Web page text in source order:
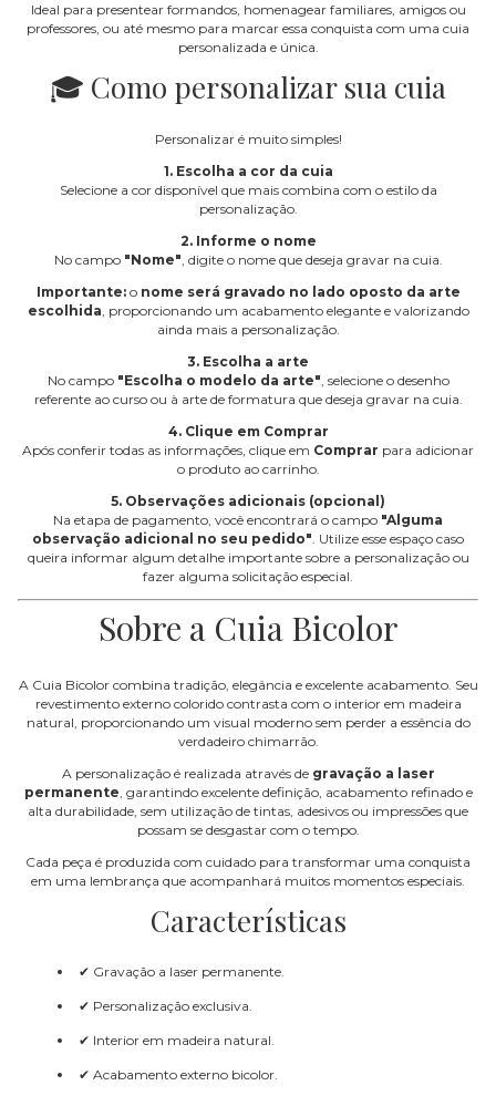
Ideal para presentear formandos, homenagear familiares, amigos ou
professores, ou até mesmo para marcar essa conquista com uma cuia
personalizada e única.
🎓 Como personalizar sua cuia
Personalizar é muito simples!
1. Escolha a cor da cuia
Selecione a cor disponível que mais combina com o estilo da
personalização.
2. Informe o nome
No campo "Nome" , digite o nome que deseja gravar na cuia.
Importante:o nome será gravado no lado oposto da arte
escolhida , proporcionando um acabamento elegante e valorizando
ainda mais a personalização.
3. Escolha a arte
No campo "Escolha o modelo da arte" , selecione o desenho
referente ao curso ou à arte de formatura que deseja gravar na cuia.
4. Clique em Comprar
Após conferir todas as informações, clique em Comprar para adicionar
o produto ao carrinho.
5. Observações adicionais (opcional)
Na etapa de pagamento, você encontrará o campo "Alguma
observação adicional no seu pedido" . Utilize esse espaço caso
queira informar algum detalhe importante sobre a personalização ou
fazer alguma solicitação especial.
Sobre a Cuia Bicolor
A Cuia Bicolor combina tradição, elegância e excelente acabamento. Seu
revestimento externo colorido contrasta com o interior em madeira
natural, proporcionando um visual moderno sem perder a essência do
verdadeiro chimarrão.
A personalização é realizada através de gravação a laser
permanente , garantindo excelente definição, acabamento refinado e
alta durabilidade, sem utilização de tintas, adesivos ou impressões que
possam se desgastar com o tempo.
Cada peça é produzida com cuidado para transformar uma conquista
em uma lembrança que acompanhará muitos momentos especiais.
Características
✔ Gravação a laser permanente.
✔ Personalização exclusiva.
✔ Interior em madeira natural.
✔ Acabamento externo bicolor.